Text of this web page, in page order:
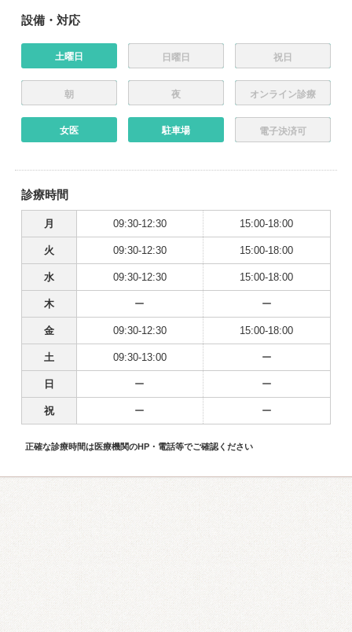
設備・対応
土曜日 日曜日 祝日
朝 夜 オンライン診療
女医 駐車場 電子決済可
診療時間
月 09:30-12:30 15:00-18:00
火 09:30-12:30 15:00-18:00
水 09:30-12:30 15:00-18:00
木 ー ー
金 09:30-12:30 15:00-18:00
土 09:30-13:00 ー
日 ー ー
祝 ー ー
正確な診療時間は医療機関のHP・電話等でご確認ください